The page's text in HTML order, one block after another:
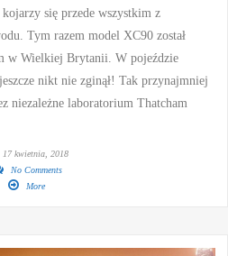
się przede wszystkim z
Tym razem model XC90 został
w Wielkiej Brytanii. W pojeździe
nikt nie zginął! Tak przynajmniej
niezależne laboratorium Thatcham
17 kwietnia, 2018
No Comments
More